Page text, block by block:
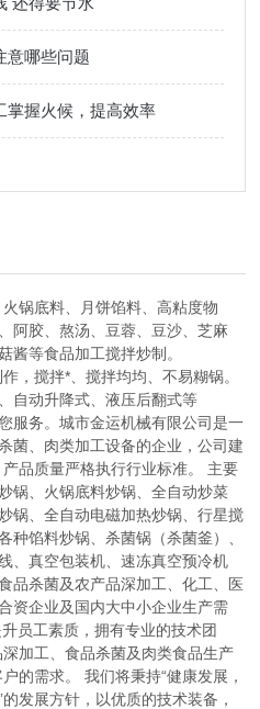
意哪些问题
掌握火候，提高效率
锅底料、月饼馅料、高粘度物
阿胶、熬汤、豆蓉、豆沙、芝麻
酱等食品加工搅拌炒制。
，搅拌*、搅拌均均、不易糊锅。
自动升降式、液压后翻式等
服务。城市金运机械有限公司是一
菌、肉类加工设备的企业，公司建
品质量严格执行行业标准。 主要
锅、火锅底料炒锅、全自动炒菜
锅、全自动电磁加热炒锅、行星搅
种馅料炒锅、杀菌锅（杀菌釜）、
、真空包装机、速冻真空预冷机
品杀菌及农产品深加工、化工、医
资企业及国内大中小企业生产需
员工素质，拥有专业的技术团
加工、食品杀菌及肉类食品生产
的需求。 我们将秉持“健康发展，
发展方针，以优质的技术装备，